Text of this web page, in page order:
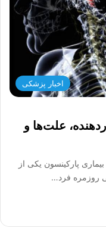
اخبار پزشکی
علت‌ها و
پارکینسون یکی از
روزمره فرد…